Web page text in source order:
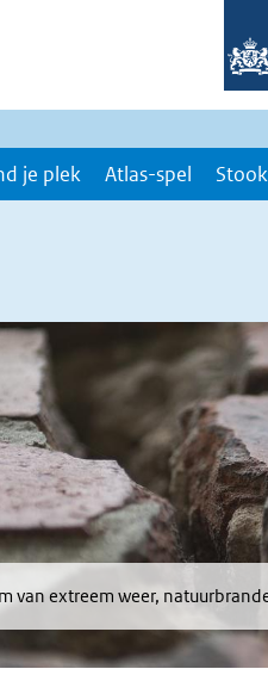
je plek Atlas-spel
van extreem weer,